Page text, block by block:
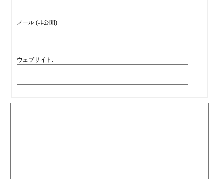
メール (非公開):
ウェブサイト: